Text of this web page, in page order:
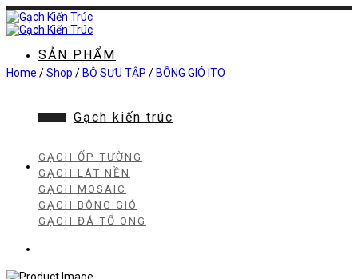
Chuyển
đến
nội
SẢN PHẨM
Gạch kiến trúc
GẠCH ỐP TƯỜNG
GẠCH LÁT NỀN
GẠCH MOSAIC
GẠCH BÔNG GIÓ
GẠCH ĐÁ TỔ ONG
Home /Shop / BỘ SƯU TẬP / BÔNG GIÓ ITO